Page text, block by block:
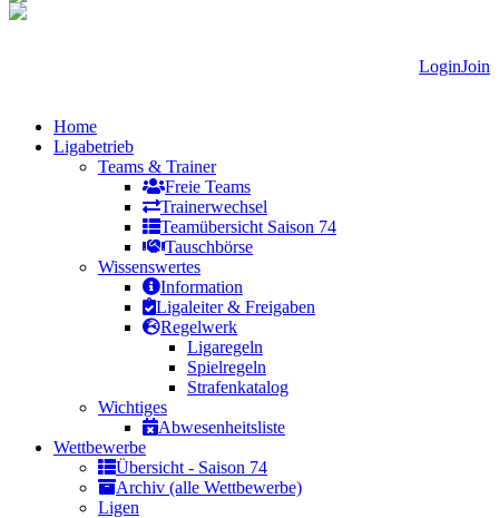
LoginJoin
Home
Ligabetrieb
Teams & Trainer
Freie Teams
Trainerwechsel
Teamübersicht Saison 74
Tauschbörse
Wissenswertes
Information
Ligaleiter & Freigaben
Regelwerk
Ligaregeln
Spielregeln
Strafenkatalog
Wichtiges
Abwesenheitsliste
Wettbewerbe
Übersicht - Saison 74
Archiv (alle Wettbewerbe)
Ligen